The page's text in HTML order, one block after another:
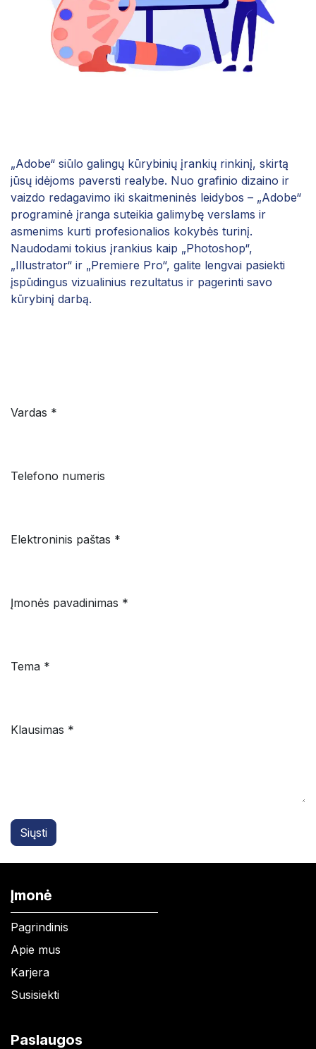
„Adobe“ siūlo galingų kūrybinių įrankių rinkinį, skirtą
jūsų idėjoms paversti realybe. Nuo grafinio dizaino ir
vaizdo redagavimo iki skaitmeninės leidybos – „Adobe“
programinė įranga suteikia galimybę verslams ir
asmenims kurti profesionalios kokybės turinį.
Naudodami tokius įrankius kaip „Photoshop“,
„Illustrator“ ir „Premiere Pro“, galite lengvai pasiekti
įspūdingus vizualinius rezultatus ir pagerinti savo
kūrybinį darbą.
Vardas *
Telefono numeris
Elektroninis paštas *
Įmonės pavadinimas *
Tema *
Klausimas *
Siųsti
Įmonė
Pagrindinis
Apie mus
Karjera
Susisiekti
Paslaugos